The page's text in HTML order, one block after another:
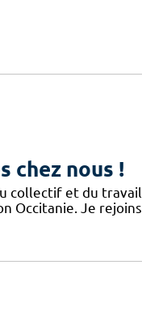
chez nous !
collectif et du
Occitanie. Je